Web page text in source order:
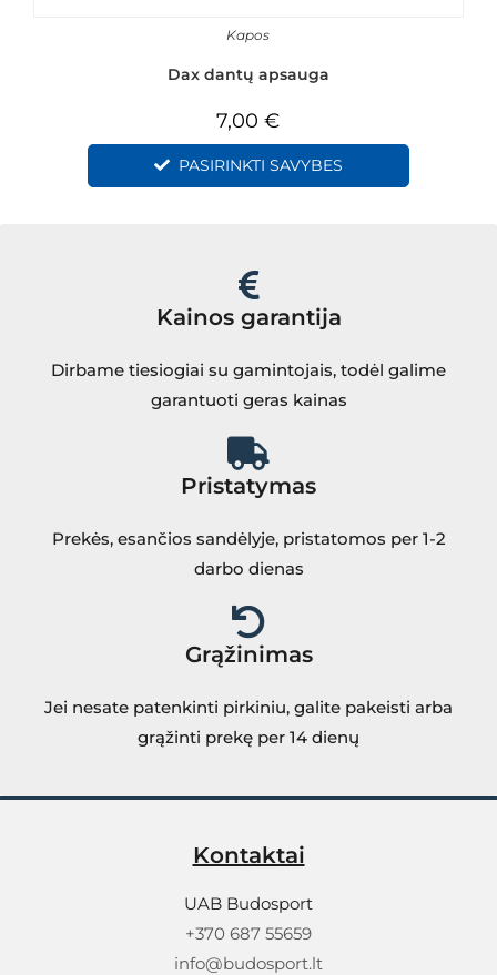
Kapos
Dax dantų apsauga
7,00€
PASIRINKTI SAVYBES
Kainos garantija
Dirbame tiesiogiai su gamintojais, todėl galime
garantuoti geras kainas
Pristatymas
Prekės, esančios sandėlyje, pristatomos per 1-2
darbo dienas
Grąžinimas
Jei nesate patenkinti pirkiniu, galite pakeisti arba
grąžinti prekę per 14 dienų
Kontaktai
UAB Budosport
+370 687 55659
info@budosport.lt